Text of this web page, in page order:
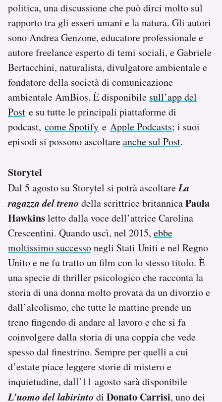
politica, una discussione che può dirci molto sul
rapporto tra gli esseri umani e la natura. Gli autori
sono Andrea Genzone, educatore professionale e
autore freelance esperto di temi sociali, e Gabriele
Bertacchini, naturalista, divulgatore ambientale e
fondatore della società di comunicazione
ambientale AmBios. È disponibile sull’app del
Post e su tutte le principali piattaforme di
podcast, come Spotify e Apple Podcasts; i suoi
episodi si possono ascoltareanche sul Post.
Storytel
Dal 5 agosto su Storytel si potrà ascoltareLa
ragazza del treno della scrittrice britannicaPaula
Hawkinsletto dalla voce dell’attrice Carolina
Crescentini. Quando uscì, nel 2015, ebbe
moltissimo successonegli Stati Uniti e nel Regno
Unito e ne fu tratto un film con lo stesso titolo. È
una specie di thriller psicologico che racconta la
storia di una donna molto provata da un divorzio e
dall’alcolismo, che tutte le mattine prende un
treno fingendo di andare al lavoro e che si fa
coinvolgere dalla storia di una coppia che vede
spesso dal finestrino. Sempre per quelli a cui
d’estate piace leggere storie di mistero e
inquietudine, dall’11 agosto sarà disponibile
L’uomo del labirinto di Donato Carrisi, uno dei